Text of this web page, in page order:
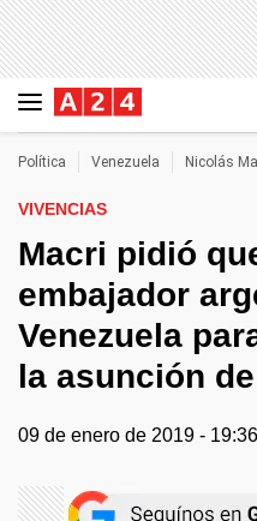
Política Venezuela Nicolás
VIVENCIAS
Macri pidió
embajador
Venezuela
la asunción
09 de enero de 2019 - 19:36